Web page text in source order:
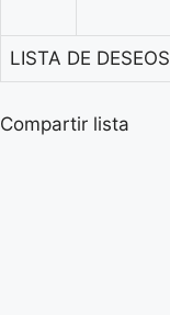
LISTA DE DESEOS
Compartir lista